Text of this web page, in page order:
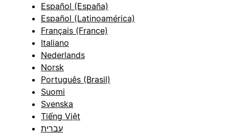
Español (España)
Español (Latinoamérica)
Français (France)
Italiano
Nederlands
Norsk
Português (Brasil)
Suomi
Svenska
Tiếng Việt
עברית